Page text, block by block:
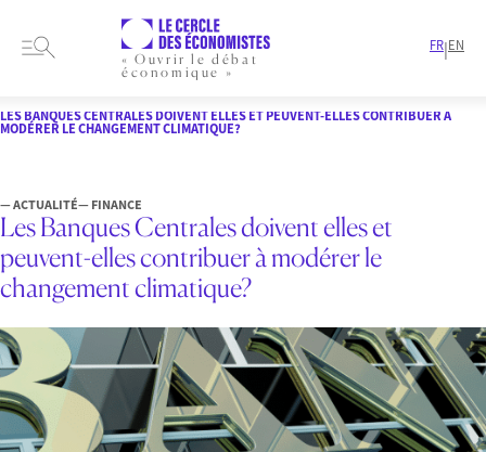
« Ouvrir le débat
économique »
FR|EN
LES BANQUES CENTRALES DOIVENT ELLES ET PEUVENT-ELLES CONTRIBUER À
MODÉRER LE CHANGEMENT CLIMATIQUE?
— ACTUALITÉ— FINANCE
Les Banques Centrales doivent elles et
peuvent-elles contribuer à modérer le
changement climatique?